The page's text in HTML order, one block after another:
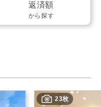
返済額
から探す
23枚